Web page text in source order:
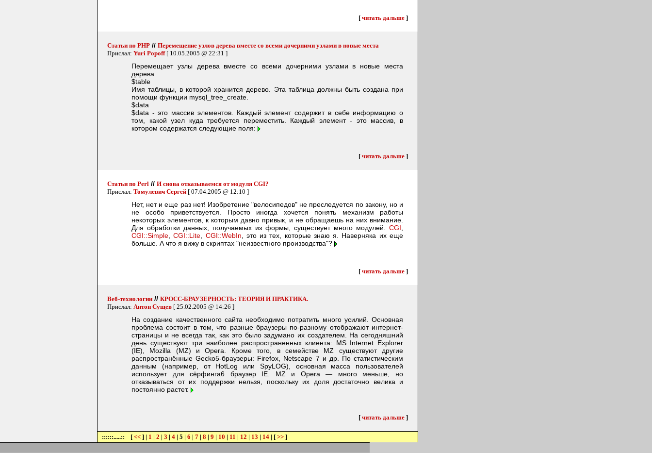
[ читать дальше ]
Статьи по PHP // Перемещение узлов дерева вместе со всеми дочерними узлами в новые места
Прислал: Yuri Popoff[ 10.05.2005 @ 22:31 ]
Перемещает узлы дерева вместе со всеми дочерними узлами в новые места
дерева.
$table
Имя таблицы, в которой хранится дерево. Эта таблица должны быть создана при
помощи функции mysql_tree_create.
$data
$data - это массив элементов. Каждый элемент содержит в себе информацию о
том, какой узел куда требуется переместить. Каждый элемент - это массив, в
котором содержатся следующие поля:
[ читать дальше ]
Статьи по Perl // И снова отказываемся от модуля CGI?
Прислал: Томулевич Сергей [ 07.04.2005 @ 12:10 ]
Нет, нет и еще раз нет! Изобретение "велосипедов" не преследуется по закону, но и
не особо приветствуется. Просто иногда хочется понять механизм работы
некоторых элементов, к которым давно привык, и не обращаешь на них внимание.
Для обработки данных, получаемых из формы, существует много модулей: CGI
CGI::Simple ,CGI::Lite CGI::WebIn , это из тех, которые знаю я. Наверняка их еще
больше. А что я вижу в скриптах "неизвестного производства"?
[ читать дальше ]
Веб-технологии // КРОСС-БРАУЗЕРНОСТЬ: ТЕОРИЯ И ПРАКТИКА.
Прислал: Антон Сущев [ 25.02.2005 @ 14:26 ]
На создание качественного сайта необходимо потратить много усилий. Основная
проблема состоит в том, что разные браузеры по-разному отображают интернет-
страницы и не всегда так, как это было задумано их создателем. На сегодняшний
день существуют три наиболее распространенных клиента: MS Internet Explorer
(IE), Mozilla (MZ) и Opera. Кроме того, в семействе MZ существуют другие
распространённые Gecko5-браузеры: Firefox, Netscape 7 и др. По статистическим
данным (например, от HotLog или SpyLOG), основная масса пользователей
использует для сёрфинга6 браузер IE. MZ и Opera — много меньше, но
отказываться от их поддержки нельзя, поскольку их доля достаточно велика и
постоянно растет.
[ читать дальше ]
::::::.....:: [ << ] | 1 | 2 | 3 | 4 | 5 | 6 | 7 | 8 | 9 | 10 | 11 | 12 | 13 | 14 | [ >> ]